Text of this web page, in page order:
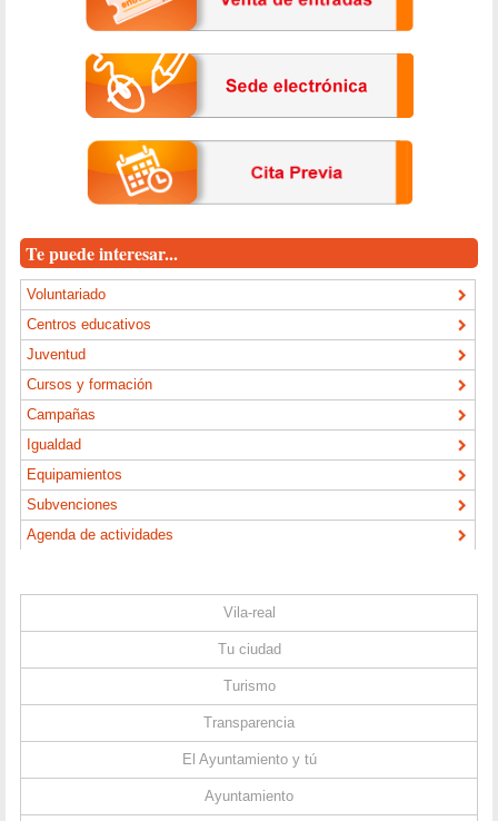
Te puede interesar...
Voluntariado
Centros educativos
Juventud
Cursos y formación
Campañas
Igualdad
Equipamientos
Subvenciones
Agenda de actividades
Vila-real
Tu ciudad
Turismo
Transparencia
El Ayuntamiento y tú
Ayuntamiento